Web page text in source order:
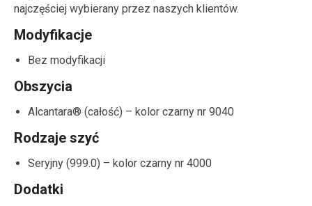
najczęściej wybierany przez naszych klientów.
Modyfikacje
Bez modyfikacji
Obszycia
Alcantara® (całość) – kolor czarny nr 9040
Rodzaje szyć
Seryjny (999.0) – kolor czarny nr 4000
Dodatki